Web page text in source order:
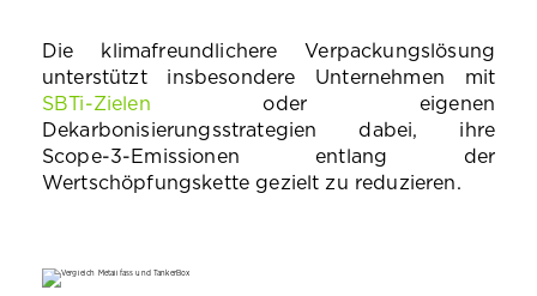
Die klimafreundlichere Verpackungslösung
unterstützt insbesondere Unternehmen mit
SBTi‑Zielen oder eigenen
Dekarbonisierungsstrategien dabei, ihre
Scope‑3‑Emissionen entlang der
Wertschöpfungskette gezielt zu reduzieren.